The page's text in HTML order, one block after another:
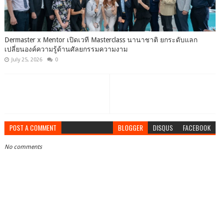
Dermaster x Mentor เปิดเวที Masterclass นานาชาติ ยกระดับแลก
เปลี่ยนองค์ความรู้ด้านศัลยกรรมความงาม
July 25, 2026 0
POST A COMMENT BLOGGER DISQUS FACEBOOK
No comments